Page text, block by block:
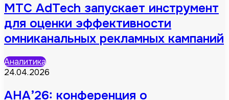
МТС AdTech запускает инструмент
для оценки эффективности
омниканальных рекламных кампаний
Аналитика
24.04.2026
АНА’26: конференция о